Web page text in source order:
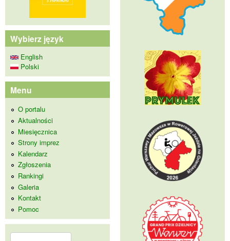
Wybierz język
English
Polski
Menu
O portalu
Aktualności
Miesięcznica
Strony imprez
Kalendarz
Zgłoszenia
Rankingi
Galeria
Kontakt
Pomoc
Szukaj